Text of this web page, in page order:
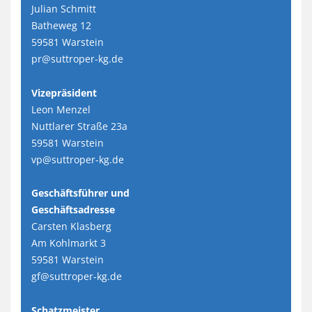
Julian Schmitt
Batheweg 12
59581 Warstein
pr@suttroper-kg.de
Vizepräsident
Leon Menzel
Nuttlarer Straße 23a
59581 Warstein
vp@suttroper-kg.de
Geschäftsführer und
Geschäftsadresse
Carsten Klasberg
Am Kohlmarkt 3
59581 Warstein
gf@suttroper-kg.de